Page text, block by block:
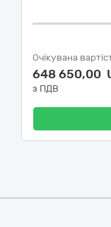
Очікувана
648 650,00
з ПДВ